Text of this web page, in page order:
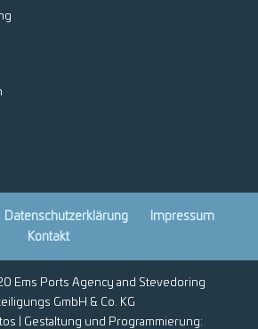
Datenschutzerklärung
Impressum
Kontakt
Ems Ports Agency and Stevedoring
GmbH & Co. KG
| Gestaltung und Programmierung: